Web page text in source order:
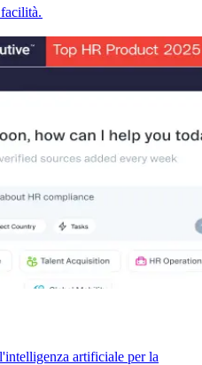
artificiale per la